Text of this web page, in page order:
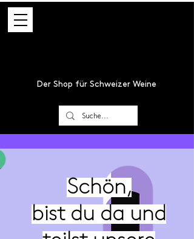
Der Shop für Schweizer Weine
Schön,
bist du da und